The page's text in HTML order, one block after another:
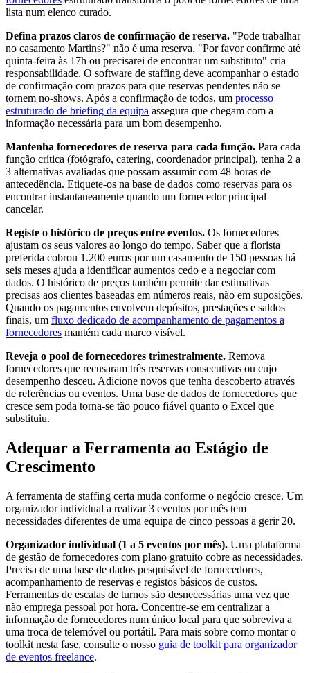
lista num elenco curado.
Defina prazos claros de confirmação de reserva. "Pode trabalhar
no casamento Martins?" não é uma reserva. "Por favor confirme até
quinta-feira às 17h ou precisarei de encontrar um substituto" cria
responsabilidade. O software de staffing deve acompanhar o estado
de confirmação com prazos para que reservas pendentes não se
tornem no-shows. Após a confirmação de todos, um processo
estruturado de briefing da equipa assegura que chegam com a
informação necessária para um bom desempenho.
Mantenha fornecedores de reserva para cada função. Para cada
função crítica (fotógrafo, catering, coordenador principal), tenha 2 a
3 alternativas avaliadas que possam assumir com 48 horas de
antecedência. Etiquete-os na base de dados como reservas para os
encontrar instantaneamente quando um fornecedor principal
cancelar.
Registe o histórico de preços entre eventos. Os fornecedores
ajustam os seus valores ao longo do tempo. Saber que a florista
preferida cobrou 1.200 euros por um casamento de 150 pessoas há
seis meses ajuda a identificar aumentos cedo e a negociar com
dados. O histórico de preços também permite dar estimativas
precisas aos clientes baseadas em números reais, não em suposições.
Quando os pagamentos envolvem depósitos, prestações e saldos
finais, um fluxo dedicado de acompanhamento de pagamentos a
fornecedores mantém cada marco visível.
Reveja o pool de fornecedores trimestralmente. Remova
fornecedores que recusaram três reservas consecutivas ou cujo
desempenho desceu. Adicione novos que tenha descoberto através
de referências ou eventos. Uma base de dados de fornecedores que
cresce sem poda torna-se tão pouco fiável quanto o Excel que
substituiu.
Adequar a Ferramenta ao Estágio de
Crescimento
A ferramenta de staffing certa muda conforme o negócio cresce. Um
organizador individual a realizar 3 eventos por mês tem
necessidades diferentes de uma equipa de cinco pessoas a gerir 20.
Organizador individual (1 a 5 eventos por mês). Uma plataforma
de gestão de fornecedores com plano gratuito cobre as necessidades.
Precisa de uma base de dados pesquisável de fornecedores,
acompanhamento de reservas e registos básicos de custos.
Ferramentas de escalas de turnos são desnecessárias uma vez que
não emprega pessoal por hora. Concentre-se em centralizar a
informação de fornecedores num único local para que sobreviva a
uma troca de telemóvel ou portátil. Para mais sobre como montar o
toolkit nesta fase, consulte o nosso guia de toolkit para organizador
de eventos freelance.